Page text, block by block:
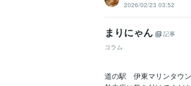
2026/02/23 03:52
まりにゃん
記事
コラム
道の駅 伊東マリンタウン